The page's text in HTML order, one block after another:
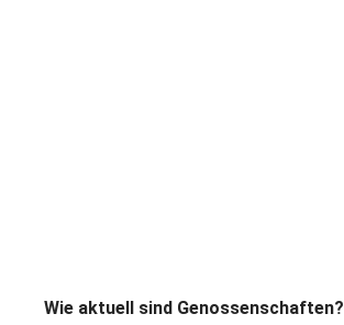
Wie aktuell sind Genossenschaften?